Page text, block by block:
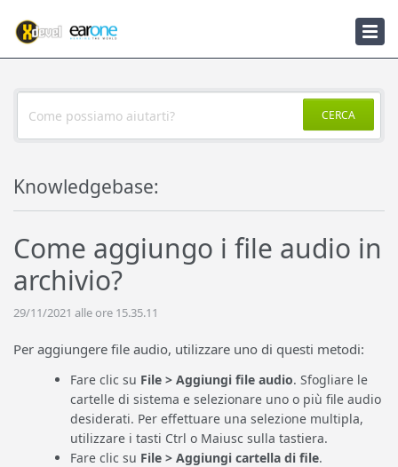
Notizie
CERCA
Knowledgebase:
Come aggiungo i file audio in
archivio?
29/11/2021 alle ore 15.35.11
Per aggiungere file audio, utilizzare uno di questi metodi:
Fare clic su File > Aggiungi file audio. Sfogliare le
cartelle di sistema e selezionare uno o più file audio
desiderati. Per effettuare una selezione multipla,
utilizzare i tasti Ctrl o Maiusc sulla tastiera.
Fare clic su File > Aggiungi cartella di file.